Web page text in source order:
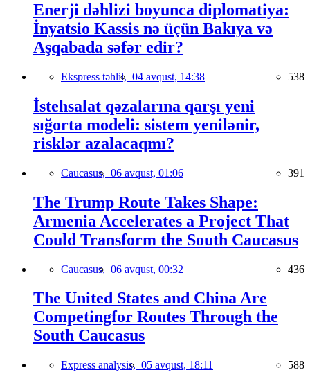
Enerji dəhlizi boyunca diplomatiya:
İnyatsio Kassis nə üçün Bakıya və
Aşqabada səfər edir?
Ekspress təhlil, 04 avqust, 14:38 538
İstehsalat qəzalarına qarşı yeni
sığorta modeli: sistem yenilənir,
risklər azalacaqmı?
Caucasus, 06 avqust, 01:06 391
The Trump Route Takes Shape:
Armenia Accelerates a Project That
Could Transform the South Caucasus
Caucasus, 06 avqust, 00:32 436
The United States and China Are
Competingfor Routes Through the
South Caucasus
Express analysis, 05 avqust, 18:11 588